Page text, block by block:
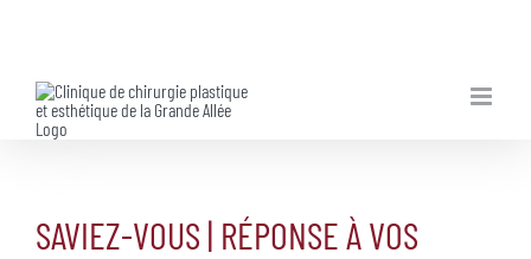
content
SAVIEZ-VOUS | RÉPONSE À VOS